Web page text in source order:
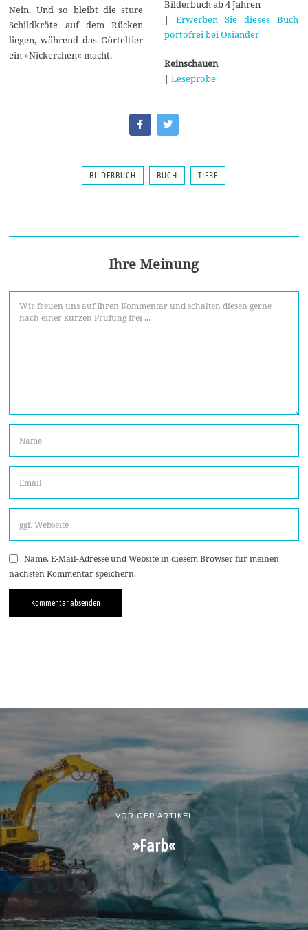
Nein. Und so bleibt die sture
Schildkröte auf dem Rücken
liegen, während das Gürteltier
ein »Nickerchen« macht.
Bilderbuch ab 4 Jahren
| Erwerben Sie dieses Buch
portofrei bei Osiander
Reinschauen
| Leseprobe
BILDERBUCH BUCH TIERE
Ihre Meinung
Name, E-Mail-Adresse und Website in diesem Browser für meinen
nächsten Kommentar speichern.
VORIGER ARTIKEL
»Farb«